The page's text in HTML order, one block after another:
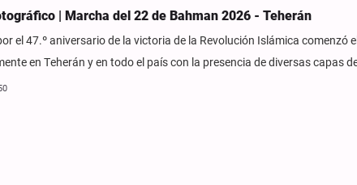
| Marcha del 22 de Bahman 2026 - Teherán
el 47.º aniversario de la victoria de la Revolución Islámica comenzó
en Teherán y en todo el país con la presencia de diversas capas